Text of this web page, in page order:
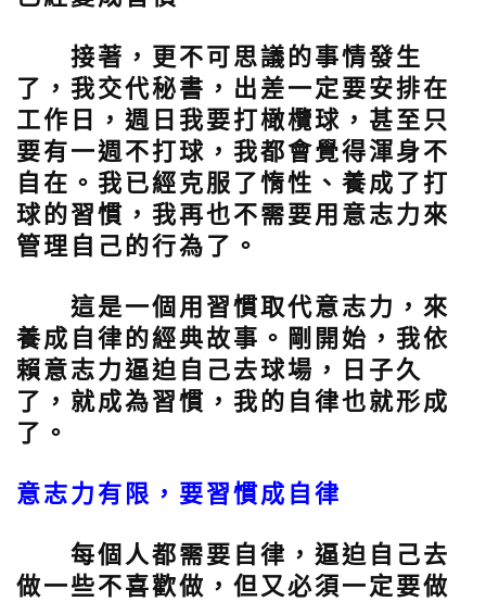
接著，更不可思議的事情發生
了，我交代秘書，出差一定要安排在
工作日，週日我要打橄欖球，甚至只
要有一週不打球，我都會覺得渾身不
自在。我已經克服了惰性、養成了打
球的習慣，我再也不需要用意志力來
管理自己的行為了。
這是一個用習慣取代意志力，來
養成自律的經典故事。剛開始，我依
賴意志力逼迫自己去球場，日子久
了，就成為習慣，我的自律也就形成
了。
意志力有限，要習慣成自律
每個人都需要自律，逼迫自己去
做一些不喜歡做，但又必須一定要做